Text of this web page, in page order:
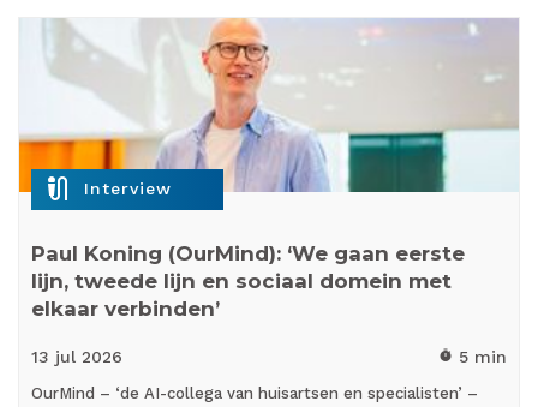
mic_external_on Interview
Paul Koning (OurMind): ‘We gaan eerste
lijn, tweede lijn en sociaal domein met
elkaar verbinden’
13 jul 2026 timer 5 min
OurMind – ‘de AI-collega van huisartsen en specialisten’ –